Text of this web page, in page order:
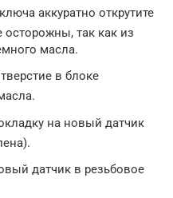
аккуратно открутите
осторожны, так как из
масла.
в блоке
на новый датчик
датчик в резьбовое